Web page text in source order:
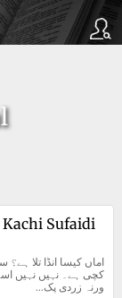
Sufaidi
ورنہ زردی پک...